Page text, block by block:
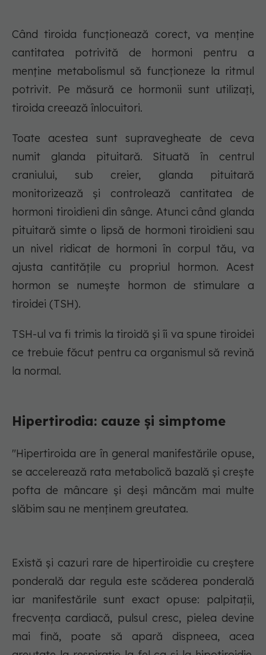
Când tiroida funcționează corect, va menține
cantitatea potrivită de hormoni pentru a
menține metabolismul să funcționeze la ritmul
potrivit. Pe măsură ce hormonii sunt utilizați,
tiroida creează înlocuitori.
Toate acestea sunt supravegheate de ceva
numit glanda pituitară. Situată în centrul
craniului, sub creier, glanda pituitară
monitorizează și controlează cantitatea de
hormoni tiroidieni din sânge. Atunci când glanda
pituitară simte o lipsă de hormoni tiroidieni sau
un nivel ridicat de hormoni în corpul tău, va
ajusta cantitățile cu propriul hormon. Acest
hormon se numește hormon de stimulare a
tiroidei (TSH).
TSH-ul va fi trimis la tiroidă și îi va spune tiroidei
ce trebuie făcut pentru ca organismul să revină
la normal.
Hipertirodia: cauze și simptome
"Hipertiroida are în general manifestările opuse,
se accelerează rata metabolică bazală și crește
pofta de mâncare și deși mâncăm mai multe
slăbim sau ne menținem greutatea.
Există și cazuri rare de hipertiroidie cu creștere
ponderală dar regula este scăderea ponderală
iar manifestările sunt exact opuse: palpitații,
frecvența cardiacă, pulsul cresc, pielea devine
mai fină, poate să apară dispneea, acea